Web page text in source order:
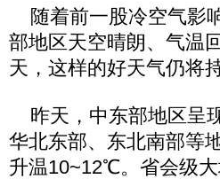
随着前一股冷空气影
部地区天空晴朗、气温
天，这样的好天气仍将
昨天，中东部地区呈
华北东部、东北南部等
升温10~12℃。省会级